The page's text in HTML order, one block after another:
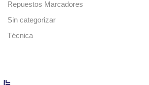
Repuestos Marcadores
Sin categorizar
Técnica